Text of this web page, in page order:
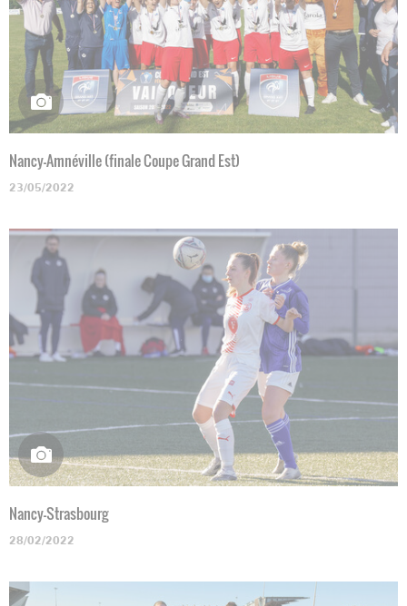
Nancy-Amnéville (finale Coupe Grand Est)
23/05/2022
Nancy-Strasbourg
28/02/2022